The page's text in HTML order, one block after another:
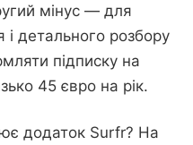
мінус — для
детального розбору
підписку на
45 євро на рік.
додаток Surfr? На